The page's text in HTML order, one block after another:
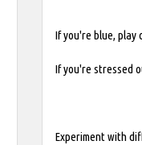
If you're blue, play
If you're stressed
Experiment with